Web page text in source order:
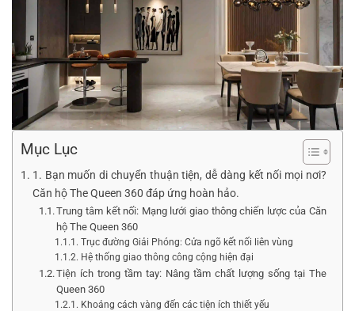
Mục Lục
1. Bạn muốn di chuyển thuận tiện, dễ dàng kết nối mọi nơi?
Căn hộ The Queen 360 đáp ứng hoàn hảo.
Trung tâm kết nối: Mạng lưới giao thông chiến lược của Căn
hộ The Queen 360
Trục đường Giải Phóng: Cửa ngõ kết nối liên vùng
Hệ thống giao thông công cộng hiện đại
Tiện ích trong tầm tay: Nâng tầm chất lượng sống tại The
Queen 360
Khoảng cách vàng đến các tiện ích thiết yếu